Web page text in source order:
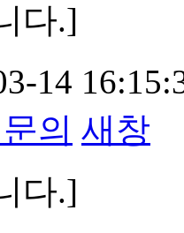
다.]
14
의 새창
다.]